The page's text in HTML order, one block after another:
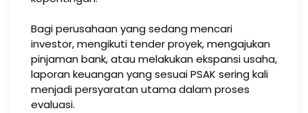
Bagi perusahaan yang sedang mencari
investor, mengikuti tender proyek, mengajukan
pinjaman bank, atau melakukan ekspansi usaha,
laporan keuangan yang sesuai PSAK sering kali
menjadi persyaratan utama dalam proses
evaluasi.